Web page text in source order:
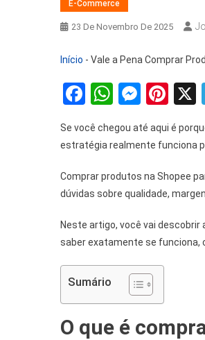
E-Commerce
23 De Novembro De 2025
Início - Vale a Pena Comprar
Facebook
Se você chegou até aqui é
estratégia realmente funciona
Comprar produtos na Shopee
dúvidas sobre qualidade,
Neste artigo, você vai
saber exatamente se funciona,
Sumário
O que é